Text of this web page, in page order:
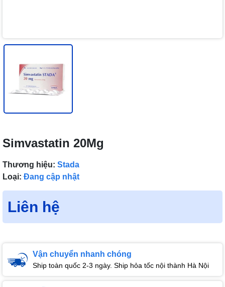
Simvastatin 20Mg
Thương hiệu: Stada
Loại: Đang cập nhật
Liên hệ
Vận chuyển nhanh chóng
Ship toàn quốc 2-3 ngày. Ship hỏa tốc nội thành Hà Nội